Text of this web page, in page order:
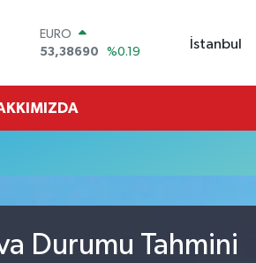
STERLİN
6862,09000
BİST100
İstanbul
Durumu Tahmini